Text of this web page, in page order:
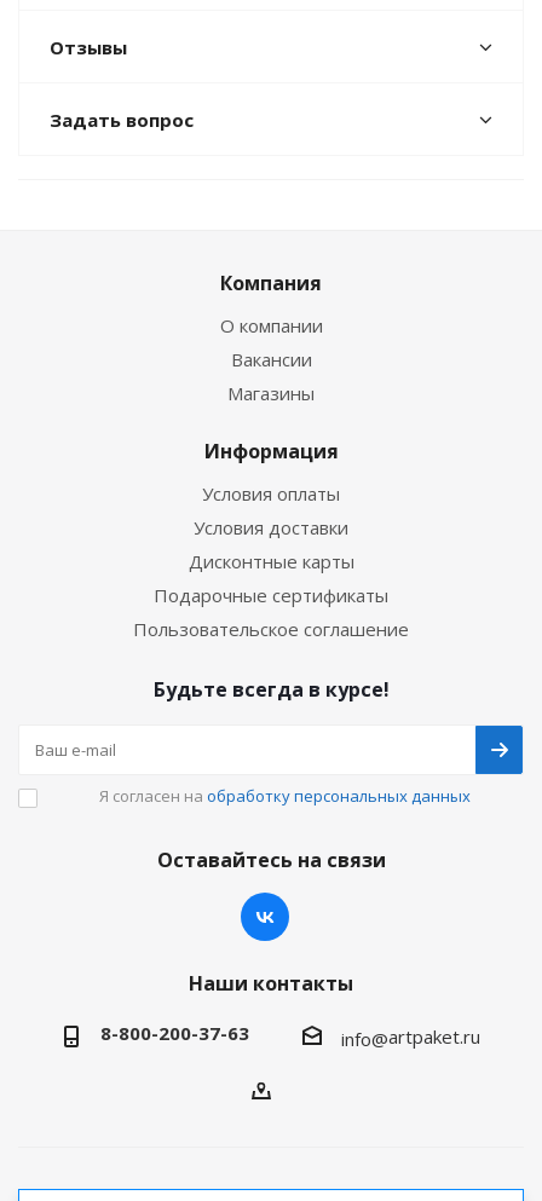
Отзывы
Задать вопрос
Компания
О компании
Вакансии
Магазины
Информация
Условия оплаты
Условия доставки
Дисконтные карты
Подарочные сертификаты
Пользовательское соглашение
Будьте всегда в курсе!
Я согласен на обработку персональных данных
Оставайтесь на связи
Наши контакты
8-800-200-37-63 info@artpaket.ru